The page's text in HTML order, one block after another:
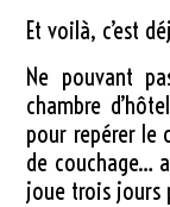
Et voilà, c’est
Ne pouvant
chambre
pour repérer le
de couchage…
joue trois jours